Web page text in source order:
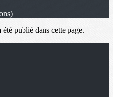
publié dans cette page.